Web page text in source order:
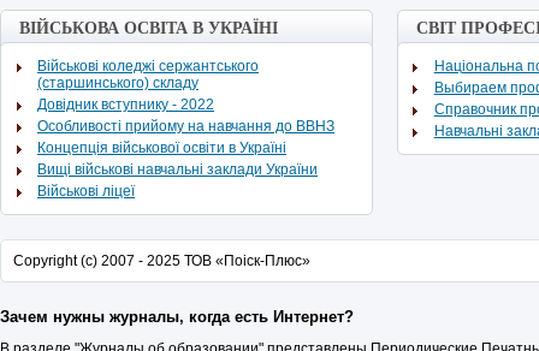
ВІЙСЬКОВА ОСВІТА В УКРАЇНІ
Військові коледжі сержантського
(старшинського) складу
Довідник вступнику - 2022
Особливості прийому на навчання до ВВНЗ
Концепція військової освіти в Україні
Вищі військові навчальні заклади України
Військові ліцеї
СВІТ
Національна
Выбираем
Cправочник
Навчальні
Copyright (c) 2007 - 2025 ТОВ «Поіск-Плюс»
Зачем нужны журналы, когда есть Интернет?